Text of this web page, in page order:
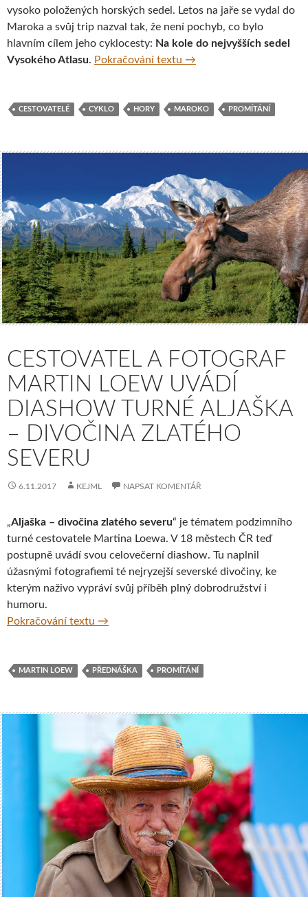
vysoko položených horských sedel. Letos na jaře se vydal do
Maroka a svůj trip nazval tak, že není pochyb, co bylo
hlavním cílem jeho cyklocesty: Na kole do nejvyšších sedel
Vysokého Atlasu. Pokračování textu S cyklocestovatelem
→
CESTOVATELÉ CYKLO HORY MAROKO PROMÍTÁNÍ
CESTOVATEL A FOTOGRAF
MARTIN LOEW UVÁDÍ
DIASHOW TURNÉ ALJAŠKA
– DIVOČINA ZLATÉHO
SEVERU
6.11.2017 KEJML NAPSAT KOMENTÁŘ
„Aljaška – divočina zlatého severu“ je tématem podzimního
turné cestovatele Martina Loewa. V 18 městech ČR teď
postupně uvádí svou celovečerní diashow. Tu naplnil
úžasnými fotografiemi té nejryzejší severské divočiny, ke
kterým naživo vypráví svůj příběh plný dobrodružství i
humoru.
Pokračování textu Cestovatel a fotograf Martin Loew uvádí
→
MARTIN LOEW PŘEDNÁŠKA PROMÍTÁNÍ